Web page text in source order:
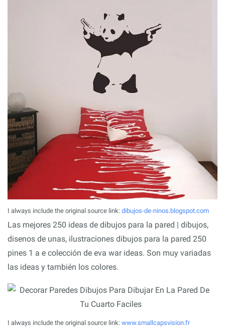
I always include the original source link: dibujos-de-ninos.blogspot.com
Las mejores 250 ideas de dibujos para la pared | dibujos,
disenos de unas, ilustraciones dibujos para la pared 250
pines 1 a e colección de eva war ideas. Son muy variadas
las ideas y también los colores.
I always include the original source link: www.smallcapsvision.fr